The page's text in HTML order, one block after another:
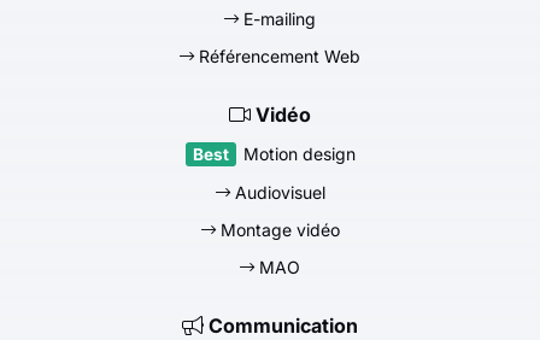
E-mailing
Référencement Web
Vidéo
Motion design
Audiovisuel
Montage vidéo
MAO
Communication